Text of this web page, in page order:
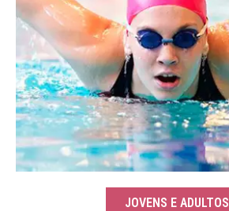
JOVENS E ADULTOS